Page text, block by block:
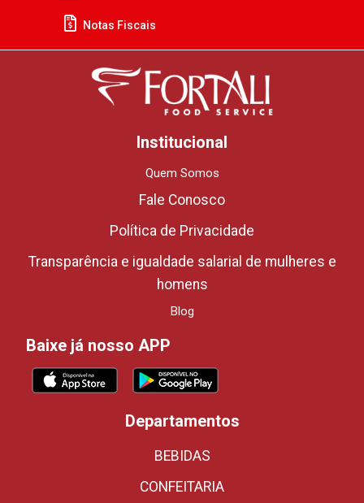
Notas Fiscais
Institucional
Quem Somos
Fale Conosco
Política de Privacidade
Transparência e igualdade salarial de mulheres e
homens
Blog
Baixe já nosso APP
Departamentos
BEBIDAS
CONFEITARIA